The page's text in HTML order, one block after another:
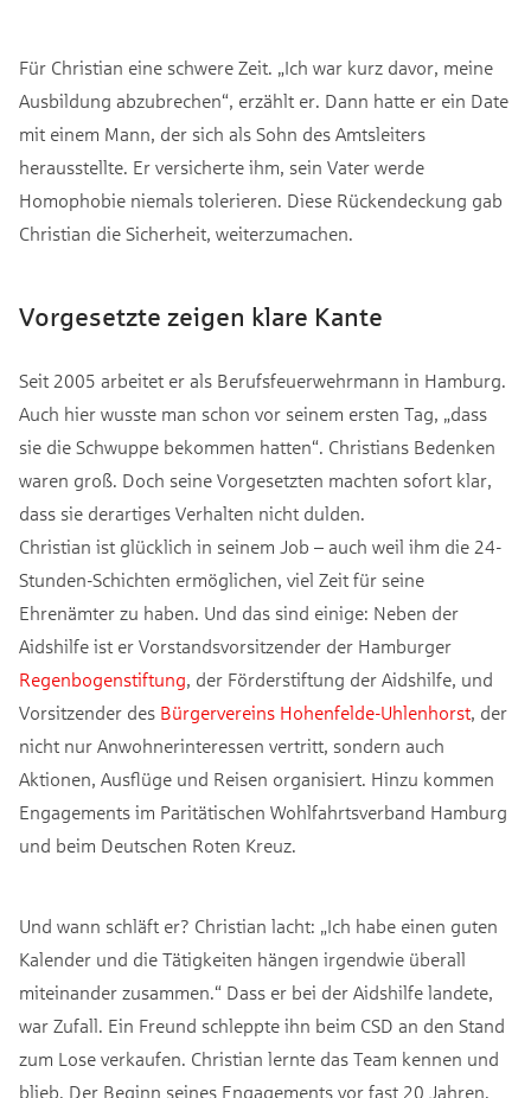
Für Christian eine schwere Zeit. „Ich war kurz davor, meine
Ausbildung abzubrechen“, erzählt er. Dann hatte er ein Date
mit einem Mann, der sich als Sohn des Amtsleiters
herausstellte. Er versicherte ihm, sein Vater werde
Homophobie niemals tolerieren. Diese Rückendeckung gab
Christian die Sicherheit, weiterzumachen.
Vorgesetzte zeigen klare Kante
Seit 2005 arbeitet er als Berufsfeuerwehrmann in Hamburg.
Auch hier wusste man schon vor seinem ersten Tag, „dass
sie die Schwuppe bekommen hatten“. Christians Bedenken
waren groß. Doch seine Vorgesetzten machten sofort klar,
dass sie derartiges Verhalten nicht dulden.
Christian ist glücklich in seinem Job – auch weil ihm die 24-
Stunden-Schichten ermöglichen, viel Zeit für seine
Ehrenämter zu haben. Und das sind einige: Neben der
Aidshilfe ist er Vorstandsvorsitzender der Hamburger
Regenbogenstiftung, der Förderstiftung der Aidshilfe, und
Vorsitzender des Bürgervereins Hohenfelde-Uhlenhorst, der
nicht nur Anwohnerinteressen vertritt, sondern auch
Aktionen, Ausflüge und Reisen organisiert. Hinzu kommen
Engagements im Paritätischen Wohlfahrtsverband Hamburg
und beim Deutschen Roten Kreuz.
Und wann schläft er? Christian lacht: „Ich habe einen guten
Kalender und die Tätigkeiten hängen irgendwie überall
miteinander zusammen.“ Dass er bei der Aidshilfe landete,
war Zufall. Ein Freund schleppte ihn beim CSD an den Stand
zum Lose verkaufen. Christian lernte das Team kennen und
blieb. Der Beginn seines Engagements vor fast 20 Jahren.